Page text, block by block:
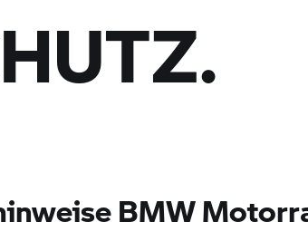
BMW